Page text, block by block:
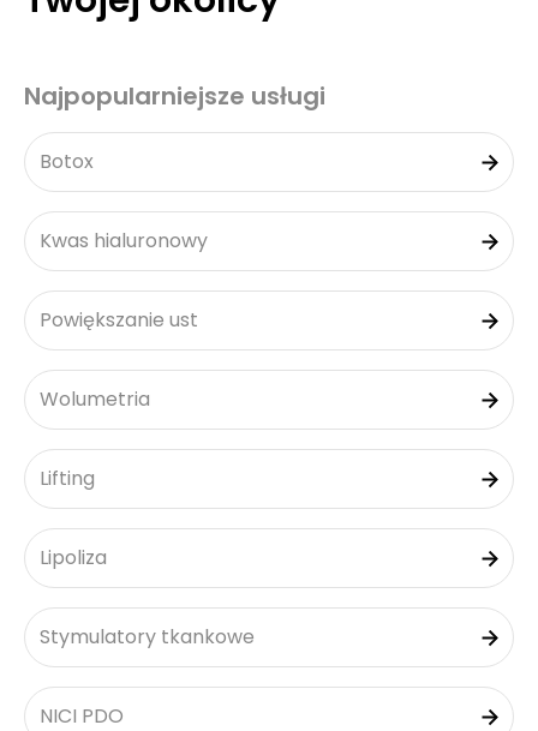
Najpopularniejsze usługi
Botox
Kwas hialuronowy
Powiększanie ust
Wolumetria
Lifting
Lipoliza
Stymulatory tkankowe
NICI PDO